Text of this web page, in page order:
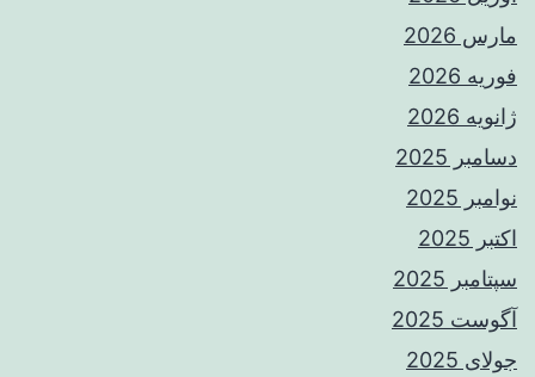
مارس 2026
فوریه 2026
ژانویه 2026
دسامبر 2025
نوامبر 2025
اکتبر 2025
سپتامبر 2025
آگوست 2025
جولای 2025